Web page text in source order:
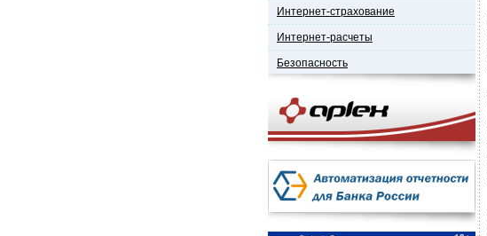
Интернет-страхование
Интернет-расчеты
Безопасность